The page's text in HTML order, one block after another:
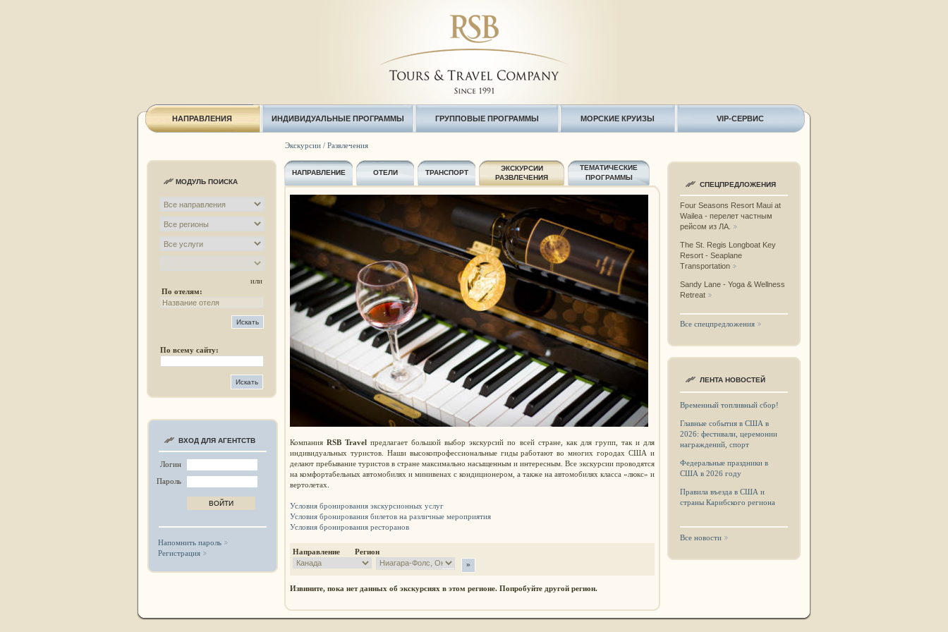
НАПРАВЛЕНИЯ ИНДИВИДУАЛЬНЫЕ ПРОГРАММЫ ГРУППОВЫЕ ПРОГРАММЫ МОРСКИЕ КРУИЗЫ VIP-СЕРВИС
МОДУЛЬ ПОИСКА
или
По отелям:
По всему сайту:
ВХОД ДЛЯ АГЕНТСТВ
Логин
Пароль
Напомнить пароль
Регистрация
Экскурсии / Развлечения
НАПРАВЛЕНИЕ ОТЕЛИ ТРАНСПОРТ
ЭКСКУРСИИ
РАЗВЛЕЧЕНИЯ
ТЕМАТИЧЕСКИЕ
ПРОГРАММЫ
Компания RSB Travelпредлагает большой выбор экскурсий по всей стране, как для групп, так и для
индивидуальных туристов. Наши высокопрофессиональные гиды работают во многих городах США и
делают пребывание туристов в стране максимально насыщенным и интересным. Все экскурсии проводятся
на комфортабельных автомобилях и минивенах с кондиционером, а также на автомобилях класса «люкс» и
вертолетах.
Условия бронирования экскурсионных услуг
Условия бронирования билетов на различные мероприятия
Условия бронирования ресторанов
Направление Регион
Извините, пока нет данных об экскурсиях в этом регионе. Попробуйте другой регион.
СПЕЦПРЕДЛОЖЕНИЯ
Four Seasons Resort Maui at
Wailea - перелет частным
рейсом из ЛА.
The St. Regis Longboat Key
Resort - Seaplane
Transportation
Sandy Lane - Yoga & Wellness
Retreat
Все спецпредложения
ЛЕНТА НОВОСТЕЙ
Временный топливный сбор!
Главные события в США в
2026: фестивали, церемонии
награждений, спорт
Федеральные праздники в
США в 2026 году
Правила въезда в США и
страны Карибского региона
Все новости